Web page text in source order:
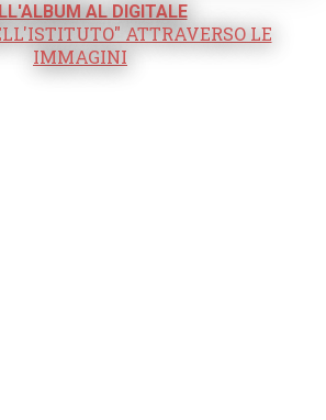
AL DIGITALE
ATTRAVERSO LE
IMMAGINI